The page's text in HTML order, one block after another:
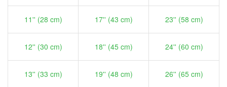
11'' (28 cm) 17'' (43 cm) 23'' (58 cm)
12'' (30 cm) 18'' (45 cm) 24'' (60 cm)
13'' (33 cm) 19'' (48 cm) 26'' (65 cm)